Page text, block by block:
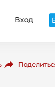
Вход